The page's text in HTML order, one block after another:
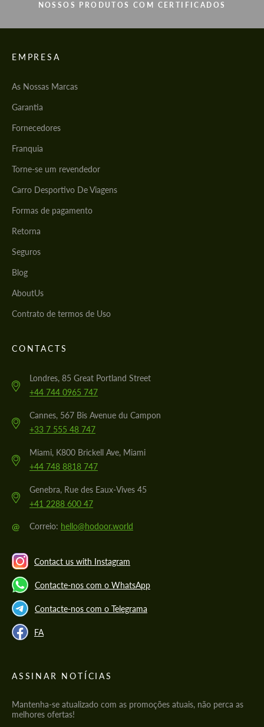
NOSSOS PRODUTOS COM CERTIFICADOS
EMPRESA
As Nossas Marcas
Garantia
Fornecedores
Franquia
Torne-se um revendedor
Carro Desportivo De Viagens
Formas de pagamento
Retorna
Seguros
Blog
AboutUs
Contrato de termos de Uso
CONTACTS
Londres, 85 Great Portland Street
+44 744 0965 747
Cannes, 567 Bis Avenue du Campon
+33 7 555 48 747
Miami, K800 Brickell Ave, Miami
+44 748 8818 747
Genebra, Rue des Eaux-Vives 45
+41 2288 600 47
@ Correio: hello@hodoor.world
Contact us with Instagram
Contacte-nos com o WhatsApp
Contacte-nos com o Telegrama
FA
ASSINAR NOTÍCIAS
Mantenha-se atualizado com as promoções atuais, não perca as
melhores ofertas!